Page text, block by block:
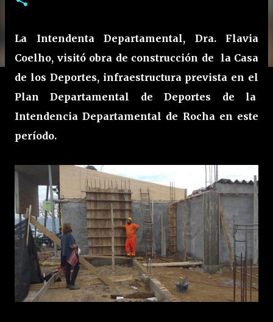
La Intendenta Departamental, Dra. Flavia
Coelho, visitó obra de construcción de la Casa
de los Deportes, infraestructura prevista en el
Plan Departamental de Deportes de la
Intendencia Departamental de Rocha en este
período.